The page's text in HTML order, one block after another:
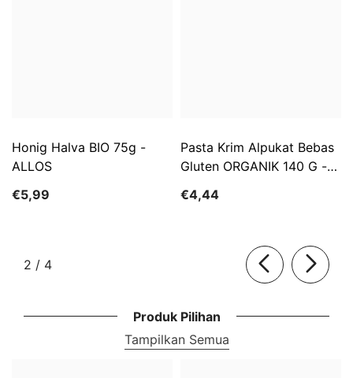
Honig Halva BIO 75g -
ALLOS
€5,99
Pasta Krim Alpukat Bebas
Gluten ORGANIK 140 G -
€4,44
2 / dari
4
Produk Pilihan
Tampilkan Semua